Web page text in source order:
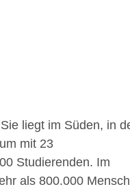
liegt im Süden, in
mit 23
Studierenden. Im
als 800.000